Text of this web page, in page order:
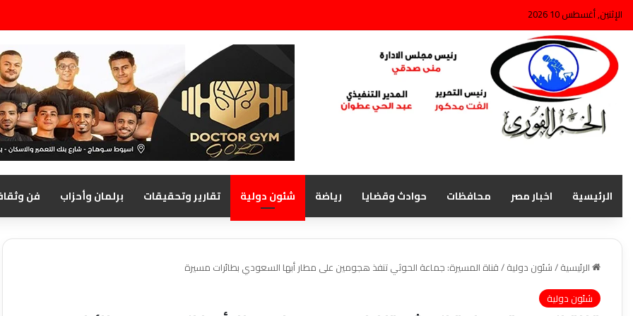
الإثنين, أغسطس 10 2026
الرئيسية اخبار مصر محافظات حوادث وقضايا رياضة شئون دولية تقارير وتحقيقات برلمان وأحزاب فن
الرئيسية/شئون دولية/قناة المسيرة: جماعة الحوثي تنفذ هجومين على مطار أبها السعودي بطائرات مسيرة
شئون دولية